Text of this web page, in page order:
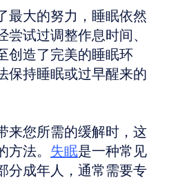
最大的努力，睡眠依然
试过调整作息时间、
创造了完美的睡眠环
保持睡眠或过早醒来的
来您所需的缓解时，这
法。 失眠是一种常见
分成年人，通常需要专